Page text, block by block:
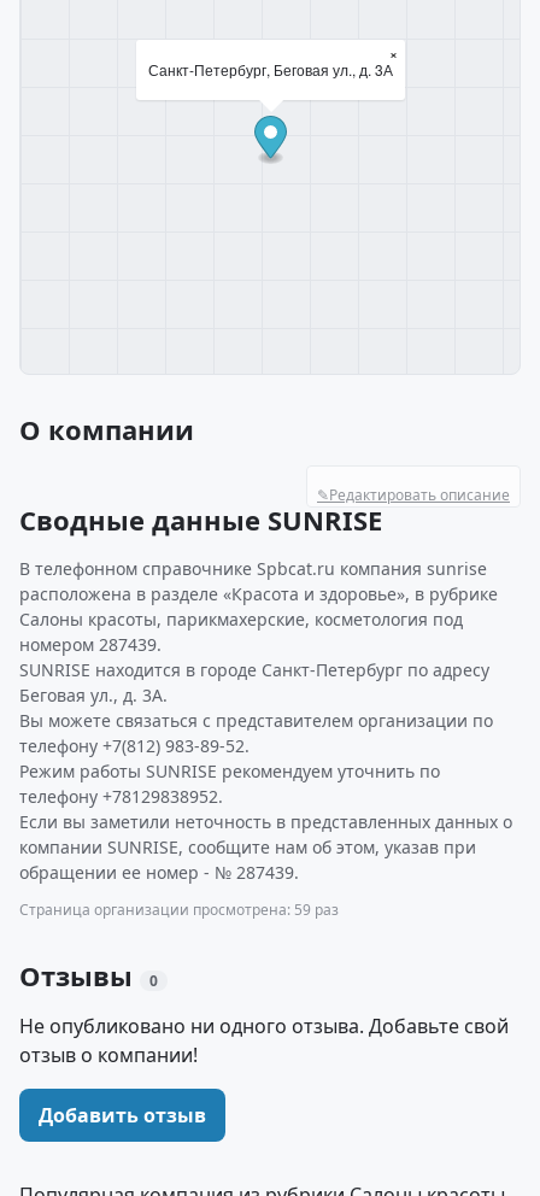
Санкт-Петербург, Беговая ул., д. 3А
×
О компании
✎Редактировать описание
Сводные данные SUNRISE
В телефонном справочнике Spbcat.ru компания sunrise
расположена в разделе «Красота и здоровье», в рубрике
Салоны красоты, парикмахерские, косметология под
номером 287439.
SUNRISE находится в городе Санкт-Петербург по адресу
Беговая ул., д. 3А.
Вы можете связаться с представителем организации по
телефону +7(812) 983-89-52.
Режим работы SUNRISE рекомендуем уточнить по
телефону +78129838952.
Если вы заметили неточность в представленных данных о
компании SUNRISE, сообщите нам об этом, указав при
обращении ее номер - № 287439.
Страница организации просмотрена: 59 раз
Отзывы 0
Не опубликовано ни одного отзыва. Добавьте свой
отзыв о компании!
Добавить отзыв